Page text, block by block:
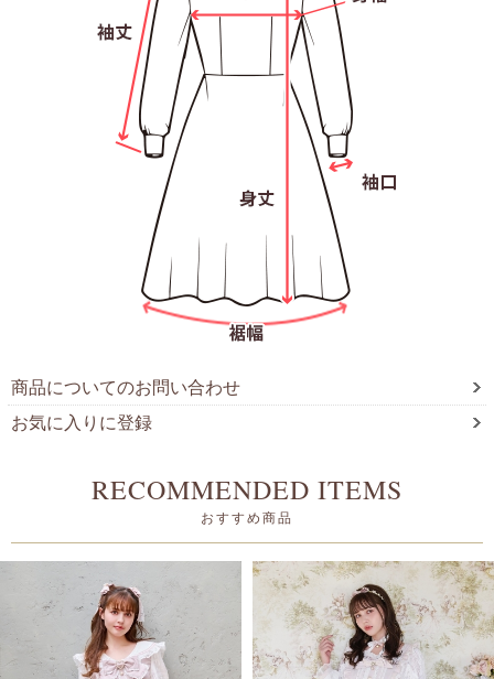
商品についてのお問い合わせ
お気に入りに登録
RECOMMENDED ITEMS
おすすめ商品